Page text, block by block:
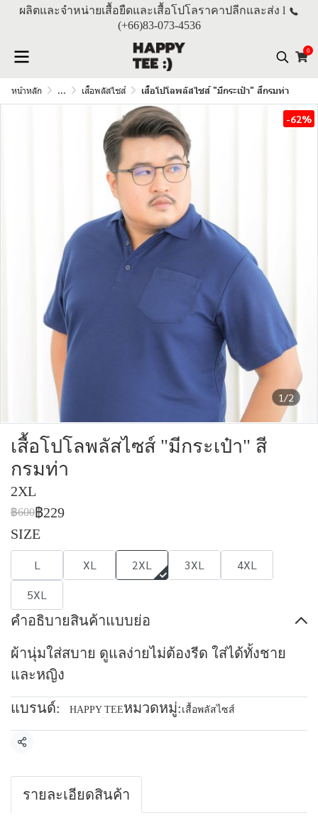
ผลิตและจำหน่ายเสื้อยืดและเสื้อโปโลราคาปลีกและส่ง l
(+66)83-073-4536
0
หน้าหลัก ... เสื้อพลัสไซส์ เสื้อโปโลพลัสไซส์ "มีกระเป๋า" สีกรมท่า
1/2
-62%
เสื้อโปโลพลัสไซส์ "มีกระเป๋า" สี
กรมท่า
2XL
฿600฿229
SIZE
L XL 2XL 3XL
4XL
5XL
คำอธิบายสินค้าแบบย่อ
ผ้านุ่มใส่สบาย ดูแลง่ายไม่ต้องรีด ใส่ได้ทั้งชาย
และหญิง
แบรนด์: HAPPY TEEหมวดหมู่: เสื้อพลัสไซส์
แชร์
รายละเอียดสินค้า